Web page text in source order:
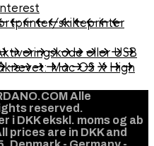
skilteprinter
eller USB
Mac OS X High
Alle
reserved.
i DKK ekskl. moms og ab
prices are in DKK and